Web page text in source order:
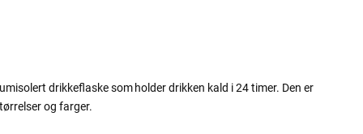
drikkeflaske som holder drikken kald i 24 timer. Den er
og farger.